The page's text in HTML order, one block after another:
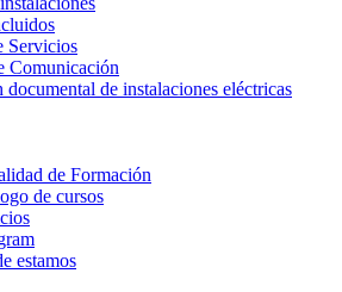
Servicios
Comunicación
de instalaciones eléctricas
de Formación
de cursos
estamos